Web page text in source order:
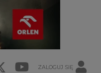
ZALOGUJ SIĘ